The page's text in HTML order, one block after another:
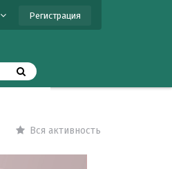
Регистрация
Вся активность